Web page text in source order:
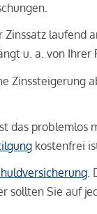
Zinssatz laufend
u. a. von Ihrer
Zinssteigerung
das problemlos
kostenfrei
sollten Sie auf